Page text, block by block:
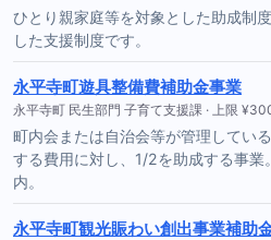
ひとり親家庭等を対象とした助成制
した支援制度です。
永平寺町遊具整備費補助金事業
永平寺町 民生部門 子育て支援課 · 上限
町内会または自治会等が管理してい
する費用に対し、1/2を助成する事
内。
永平寺町観光賑わい創出事業補助